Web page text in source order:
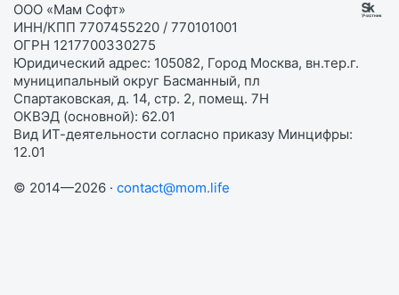
ООО «Мам Софт»
ИНН/КПП 7707455220 / 770101001
ОГРН 1217700330275
Юридический адрес: 105082, Город Москва, вн.тер.г.
муниципальный округ Басманный, пл
Спартаковская, д. 14, стр. 2, помещ. 7Н
ОКВЭД (основной): 62.01
Вид ИТ-деятельности согласно приказу Минцифры:
12.01
© 2014—2026 · contact@mom.life